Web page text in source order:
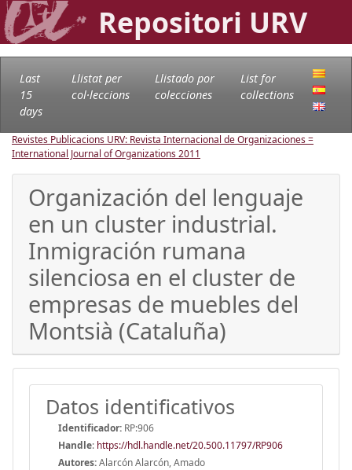
Repositori URV
Last
15
days
Llistat per
col·leccions
Llistado por
colecciones
List for
collections
Revistes Publicacions URV: Revista Internacional de Organizaciones =
International Journal of Organizations2011
Organización del lenguaje
en un cluster industrial.
Inmigración rumana
silenciosa en el cluster de
empresas de muebles del
Montsià (Cataluña)
Datos identificativos
Identificador: RP:906
Handle: https://hdl.handle.net/20.500.11797/RP906
Autores:Alarcón Alarcón, Amado